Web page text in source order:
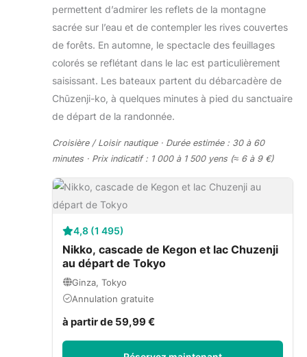
permettent d’admirer les reflets de la montagne
sacrée sur l’eau et de contempler les rives couvertes
de forêts. En automne, le spectacle des feuillages
colorés se reflétant dans le lac est particulièrement
saisissant. Les bateaux partent du débarcadère de
Chūzenji-ko, à quelques minutes à pied du sanctuaire
de départ de la randonnée.
Croisière / Loisir nautique · Durée estimée : 30 à 60
minutes · Prix indicatif : 1 000 à 1 500 yens (≈ 6 à 9 €)
4,8 (1 495)
Nikko, cascade de Kegon et lac Chuzenji
au départ de Tokyo
Ginza, Tokyo
Annulation gratuite
à partir de 59,99 €